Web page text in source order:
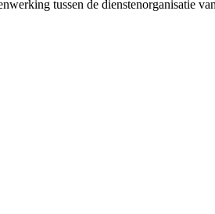
tussen de dienstenorganisatie